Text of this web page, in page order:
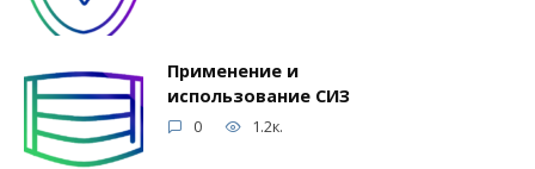
Применение и
использование СИЗ
0 1.2к.